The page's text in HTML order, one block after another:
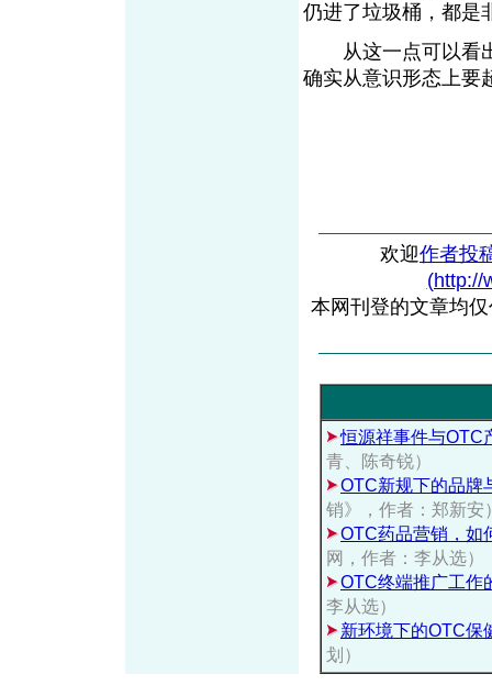
仍进了垃圾桶，都是
从这一点可以看出
确实从意识形态上要
欢迎作者投
(http://
本网刊登的文章均
恒源祥事件与OTC
青、陈奇锐）
OTC新规下的品牌
销》，作者：郑新安
OTC药品营销，如
网，作者：李从选）
OTC终端推广工作
李从选）
新环境下的OTC保
划）